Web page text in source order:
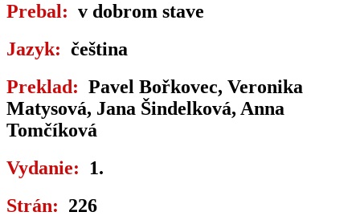
Prebal: v dobrom stave
Jazyk: čeština
Preklad: Pavel Bořkovec, Veronika
Matysová, Jana Šindelková, Anna
Tomčíková
Vydanie: 1.
Strán: 226